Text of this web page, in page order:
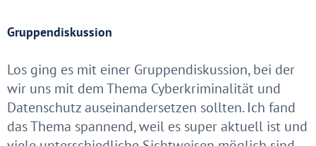
Gruppendiskussion
Los ging es mit einer Gruppendiskussion, bei der
wir uns mit dem Thema Cyberkriminalität und
Datenschutz auseinandersetzen sollten. Ich fand
das Thema spannend, weil es super aktuell ist und